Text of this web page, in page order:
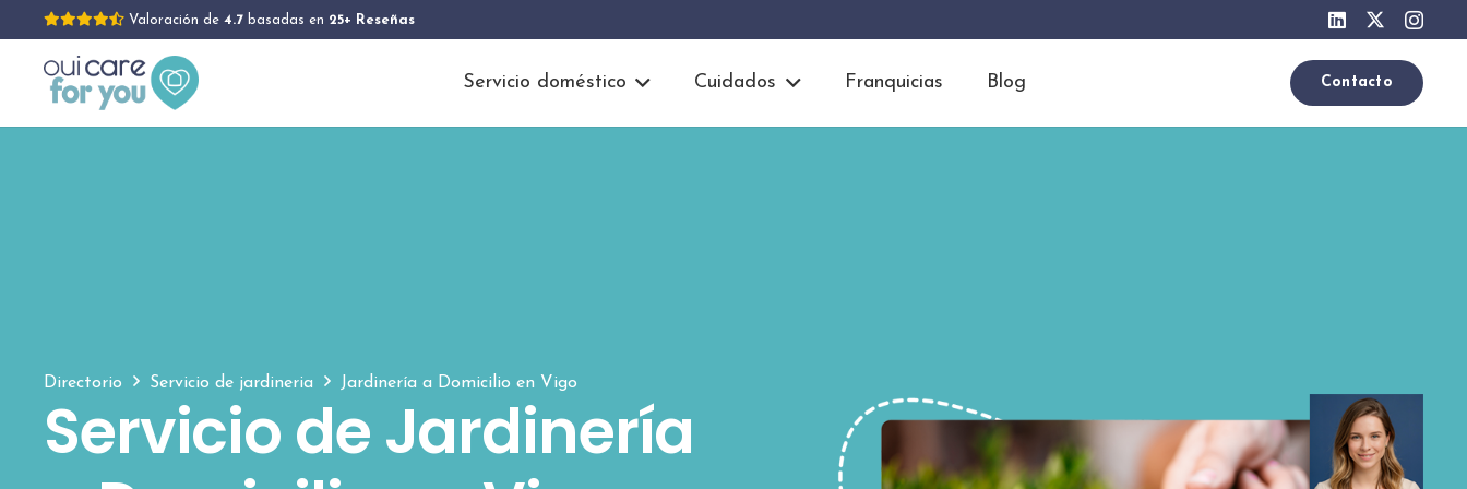
Valoración de 4.7 basadas en 25+ Reseñas
Servicio doméstico Cuidados Franquicias Blog Contacto
Directorio Servicio de jardineria Jardinería a Domicilio en Vigo
Servicio de Jardinería